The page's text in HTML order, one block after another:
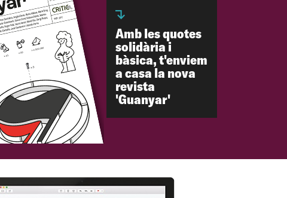
Amb les quotes
solidària i
bàsica, t'enviem
a casa la nova
revista
'Guanyar'